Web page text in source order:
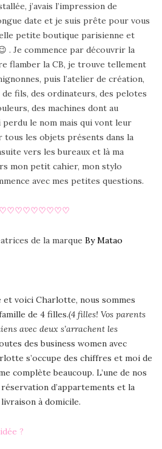
j’avais l’impression de
date et je suis prête pour vous
petite boutique parisienne et
. Je commence par découvrir la
flamber la CB, je trouve tellement
puis l’atelier de création,
fils, des ordinateurs, des pelotes
des machines dont au
perdu le nom mais qui vont leur
les objets présents dans la
vers les bureaux et là ma
mon petit cahier, mon stylo
avec mes petites questions.
de la marque By Matao
voici Charlotte, nous sommes
de 4 filles.(4 filles! Vos parents
avec deux s’arrachent les
des business women avec
s’occupe des chiffres et moi de
complète beaucoup. L’une de nos
d’appartements et la
à domicile.
?